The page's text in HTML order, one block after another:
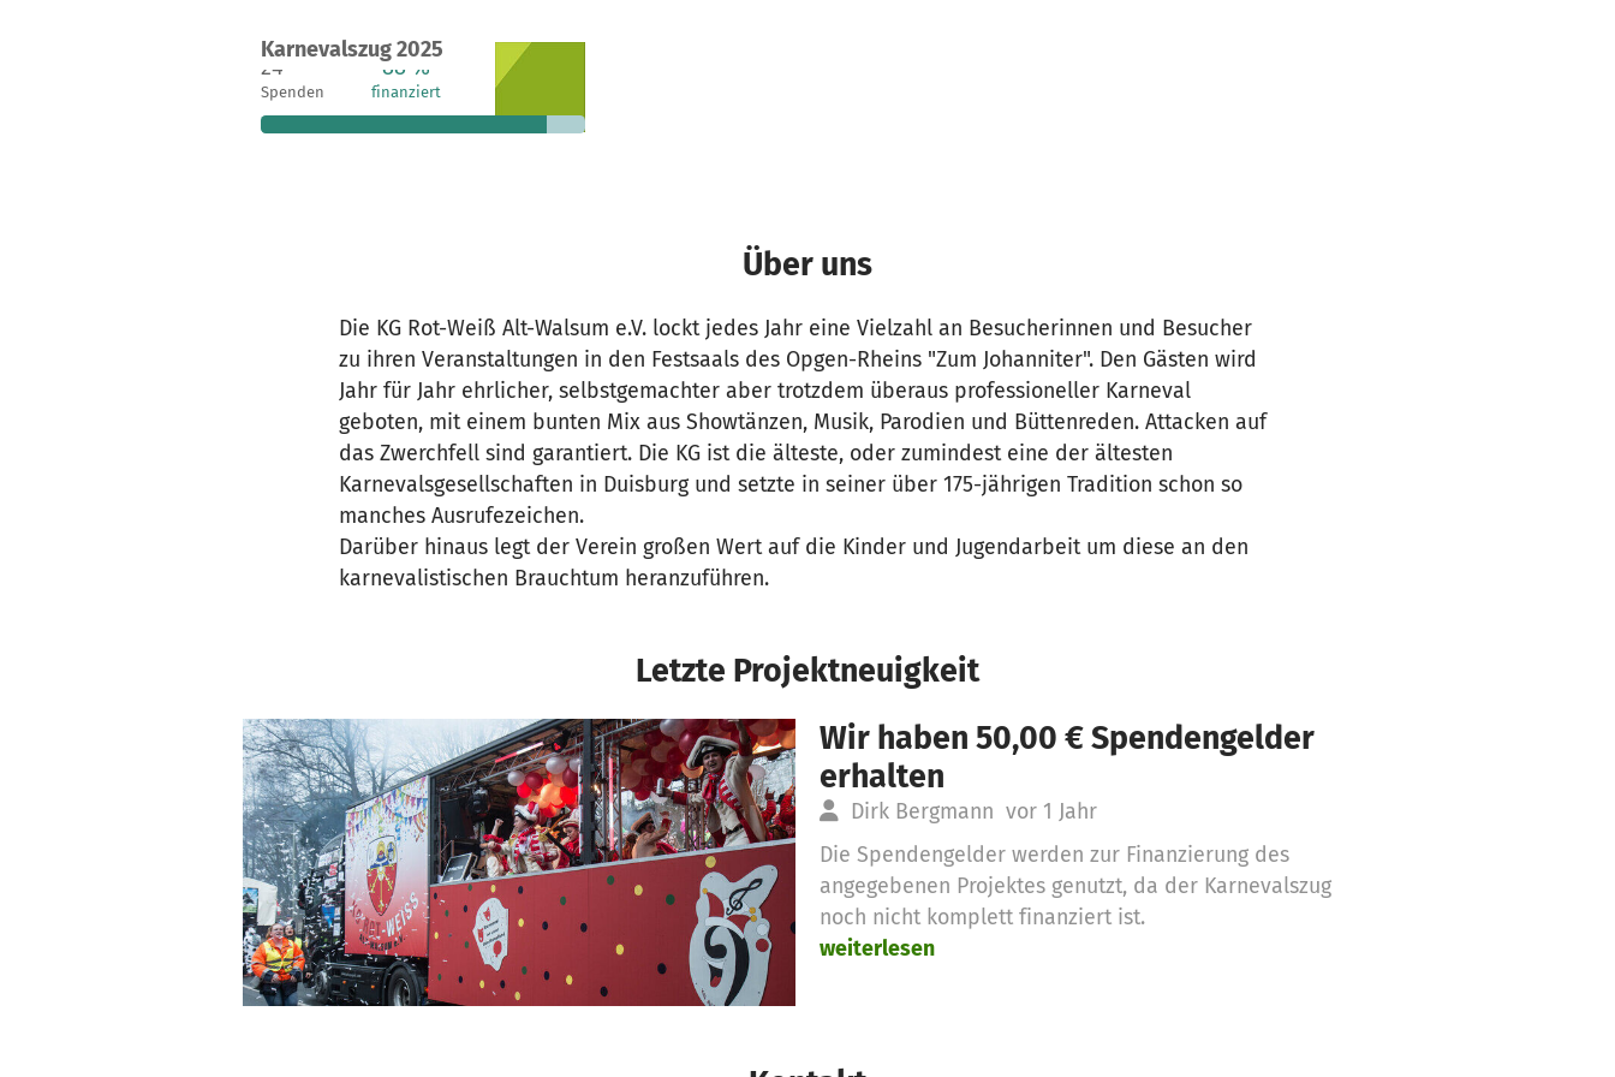
Karnevalszug 2025
Ein Projekt in Duisburg, Deutschland
24
Spenden
88 %
finanziert
Über uns
Die KG Rot-Weiß Alt-Walsum e.V. lockt jedes Jahr eine Vielzahl an Besucherinnen und Besucher
zu ihren Veranstaltungen in den Festsaals des Opgen-Rheins "Zum Johanniter". Den Gästen wird
Jahr für Jahr ehrlicher, selbstgemachter aber trotzdem überaus professioneller Karneval
geboten, mit einem bunten Mix aus Showtänzen, Musik, Parodien und Büttenreden. Attacken auf
das Zwerchfell sind garantiert. Die KG ist die älteste, oder zumindest eine der ältesten
Karnevalsgesellschaften in Duisburg und setzte in seiner über 175-jährigen Tradition schon so
manches Ausrufezeichen.
Darüber hinaus legt der Verein großen Wert auf die Kinder und Jugendarbeit um diese an den
karnevalistischen Brauchtum heranzuführen.
Letzte Projektneuigkeit
Wir haben 50,00 € Spendengelder
erhalten
Dirk Bergmann vor 1 Jahr
Die Spendengelder werden zur Finanzierung des
angegebenen Projektes genutzt, da der Karnevalszug
noch nicht komplett finanziert ist.
weiterlesen